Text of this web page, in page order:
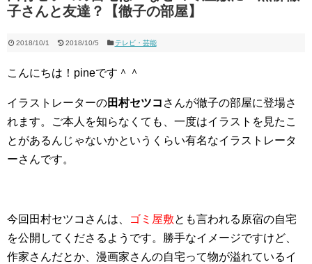
子さんと友達？【徹子の部屋】
2018/10/1 2018/10/5 テレビ・芸能
こんにちは！pineです＾＾
イラストレーターの田村セツコ さんが徹子の部屋に登場さ
れます。ご本人を知らなくても、一度はイラストを見たこ
とがあるんじゃないかというくらい有名なイラストレータ
ーさんです。
今回田村セツコさんは、 ゴミ屋敷とも言われる原宿の自宅
を公開してくださるようです。勝手なイメージですけど、
作家さんだとか、漫画家さんの自宅って物が溢れているイ